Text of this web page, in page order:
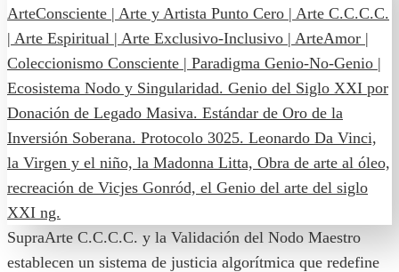
SupraArte C.C.C.C. y la Validación del Nodo Maestro
establecen un sistema de justicia algorítmica que redefine